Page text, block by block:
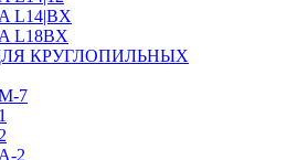
L14|BX
L18BX
КРУГЛОПИЛЬНЫХ
7
2